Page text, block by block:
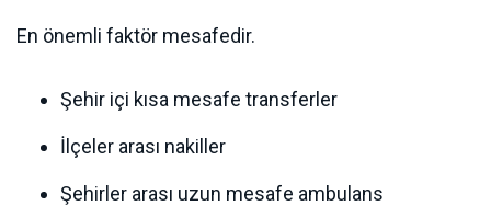
En önemli faktör mesafedir.
Şehir içi kısa mesafe transferler
İlçeler arası nakiller
Şehirler arası uzun mesafe ambulans